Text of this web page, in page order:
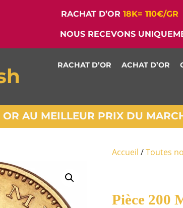
RACHAT D’OR 18K= 110€/GR
NOUS RECEVONS
RACHAT D’OR ACHAT D’OR
AU MEILLEUR PRIX DU
Accueil /Toutes
Pièce 200